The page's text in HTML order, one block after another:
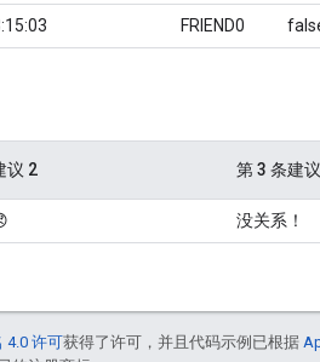
FRIEND0
议 2 第 3 条建议
没关系！
4.0 许可获得了许可，并且代码示例已根据